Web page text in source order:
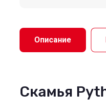
Описание
Скамья